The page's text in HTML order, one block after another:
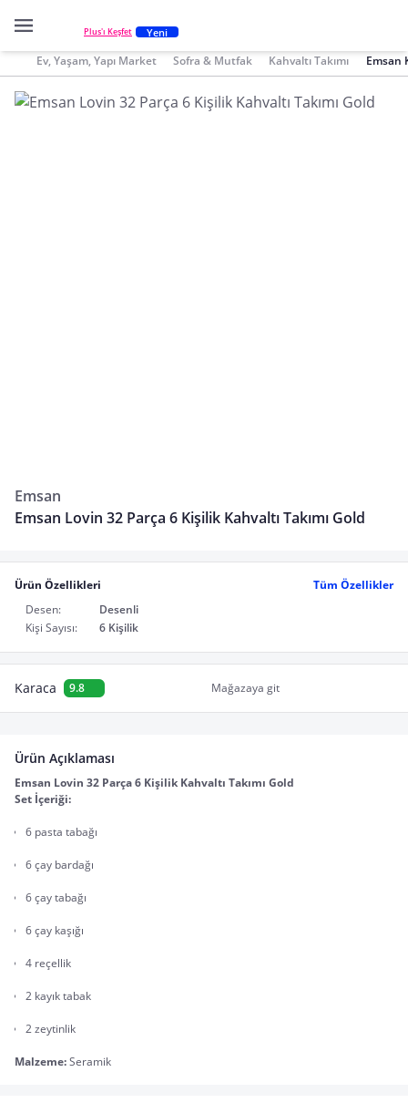
Plus'ı Keşfet Yeni
Ev, Yaşam, Yapı Market Sofra & Mutfak Kahvaltı Takımı Emsan
Emsan
Emsan Lovin 32 Parça 6 Kişilik Kahvaltı Takımı Gold
Ürün Özellikleri
Tüm Özellikler
Desen:
Desenli
Kişi Sayısı:
6 Kişilik
Karaca 9.8 Mağazaya git
Ürün Açıklaması
Emsan Lovin 32 Parça 6 Kişilik Kahvaltı Takımı Gold
Set İçeriği:
6 pasta tabağı
6 çay bardağı
6 çay tabağı
6 çay kaşığı
4 reçellik
2 kayık tabak
2 zeytinlik
Malzeme: Seramik